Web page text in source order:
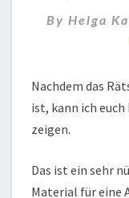
By Helga
Nachdem das
ist, kann ich
zeigen.
Das ist ein sehr
Material für eine